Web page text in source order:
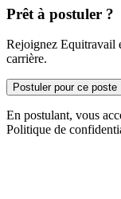
Prêt à postuler ?
Rejoignez Equitravail
carrière.
Postuler pour ce poste
En postulant, vous
Politique de